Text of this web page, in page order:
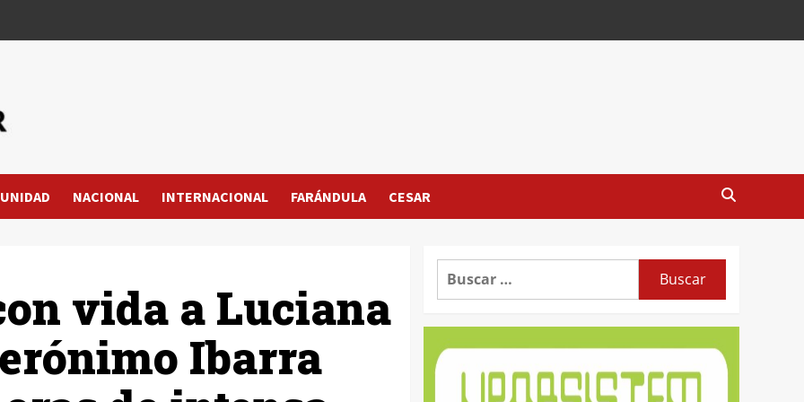
NACIONAL INTERNACIONAL FARÁNDULA CESAR
vida a Luciana
Ibarra
Buscar: